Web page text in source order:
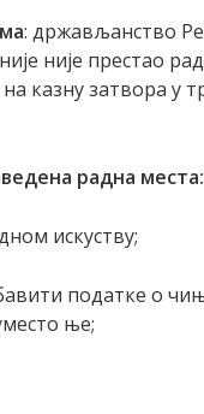
: држављанство
није престао
казну затвора у
радна места:
искуству;
податке о
ње;